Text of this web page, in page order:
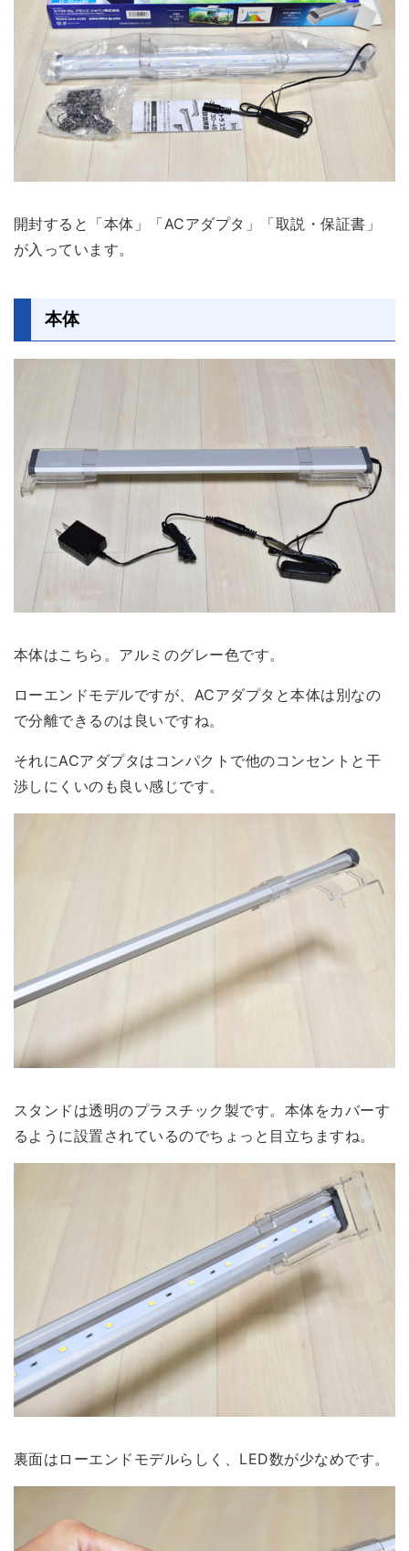
開封すると「本体」「ACアダプタ」「取説・保証書」
が入っています。
本体
本体はこちら。アルミのグレー色です。
ローエンドモデルですが、 ACアダプタと本体は別なの
で分離できるのは良いですね。
それにACアダプタはコンパクトで他のコンセントと干
渉しにくいのも良い感じです。
スタンドは透明のプラスチック製です。本体をカバーす
るように設置されているのでちょっと目立ちますね。
裏面はローエンドモデルらしく、LED数が少なめです。